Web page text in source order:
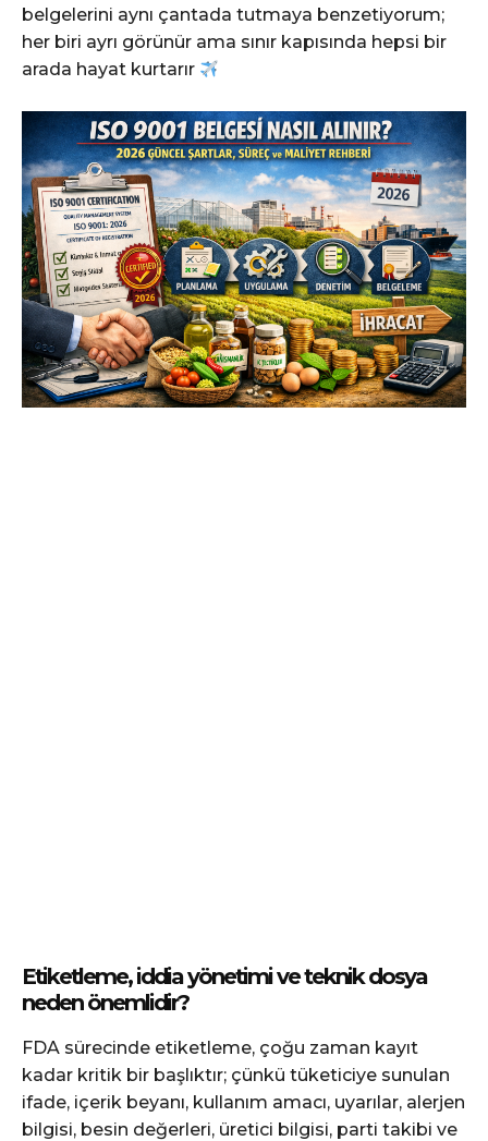
belgelerini aynı çantada tutmaya benzetiyorum;
her biri ayrı görünür ama sınır kapısında hepsi bir
arada hayat kurtarır
Etiketleme, iddia yönetimi ve teknik dosya
neden önemlidir?
FDA sürecinde etiketleme, çoğu zaman kayıt
kadar kritik bir başlıktır; çünkü tüketiciye sunulan
ifade, içerik beyanı, kullanım amacı, uyarılar, alerjen
bilgisi, besin değerleri, üretici bilgisi, parti takibi ve